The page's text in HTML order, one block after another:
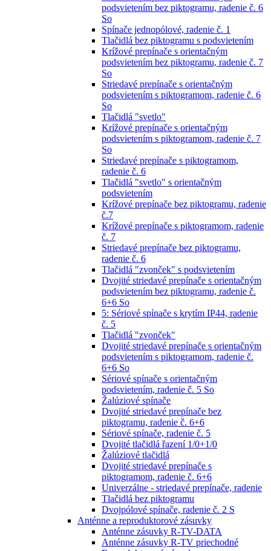
podsvietením bez piktogramu, radenie č. 6
So
Spínače jednopólové, radenie č. 1
Tlačidlá bez piktogramu s podsvietením
Krížové prepínače s orientačným
podsvietením bez piktogramu, radenie č. 7
So
Striedavé prepínače s orientačným
podsvietením s piktogramom, radenie č. 6
So
Tlačidlá "svetlo"
Krížové prepínače s orientačným
podsvietením s piktogramom, radenie č. 7
So
Striedavé prepínače s piktogramom,
radenie č. 6
Tlačidlá "svetlo" s orientačným
podsvietením
Krížové prepínače bez piktogramu, radenie
č.7
Krížové prepínače s piktogramom, radenie
č. 7
Striedavé prepínače bez piktogramu,
radenie č. 6
Tlačidlá "zvonček" s podsvietením
Dvojité striedavé prepínače s orientačným
podsvietením bez piktogramu, radenie č.
6+6 So
5: Sériové spínače s krytím IP44, radenie
č. 5
Tlačidlá "zvonček"
Dvojité striedavé prepínače s orientačným
podsvietením s piktogramom, radenie č.
6+6 So
Sériové spínače s orientačným
podsvietením, radenie č. 5 So
Žalúziové spínače
Dvojité striedavé prepínače bez
piktogramu, radenie č. 6+6
Sériové spínače, radenie č. 5
Dvojité tlačidlá řazení 1/0+1/0
Žalúziové tlačidlá
Dvojité striedavé prepínače s
piktogramom, radenie č. 6+6
Univerzálne - striedavé prepínače, radenie
Tlačidlá bez piktogramu
Dvojpólové spínače, radenie č. 2 S
Anténne a reproduktorové zásuvky
Anténne zásuvky R-TV-DATA
Anténne zásuvky R-TV priechodné